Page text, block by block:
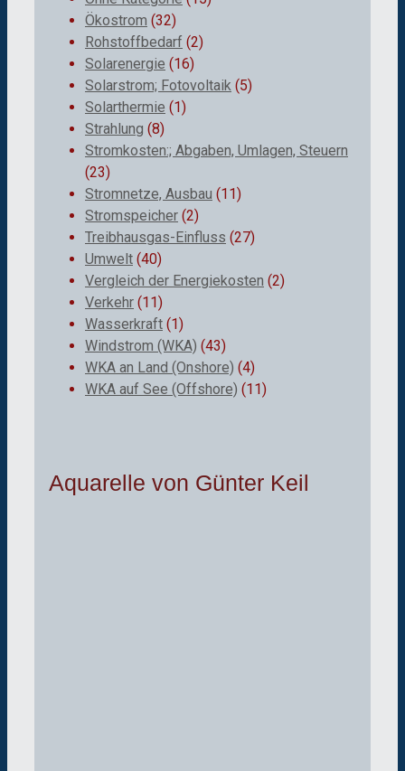
Ökostrom (32)
Rohstoffbedarf (2)
Solarenergie (16)
Solarstrom; Fotovoltaik (5)
Solarthermie (1)
Strahlung (8)
Stromkosten:; Abgaben, Umlagen, Steuern
(23)
Stromnetze, Ausbau (11)
Stromspeicher (2)
Treibhausgas-Einfluss (27)
Umwelt (40)
Vergleich der Energiekosten (2)
Verkehr (11)
Wasserkraft (1)
Windstrom (WKA) (43)
WKA an Land (Onshore) (4)
WKA auf See (Offshore) (11)
Aquarelle von Günter Keil